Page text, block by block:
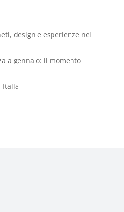
design e esperienze nel
a gennaio: il momento
Italia